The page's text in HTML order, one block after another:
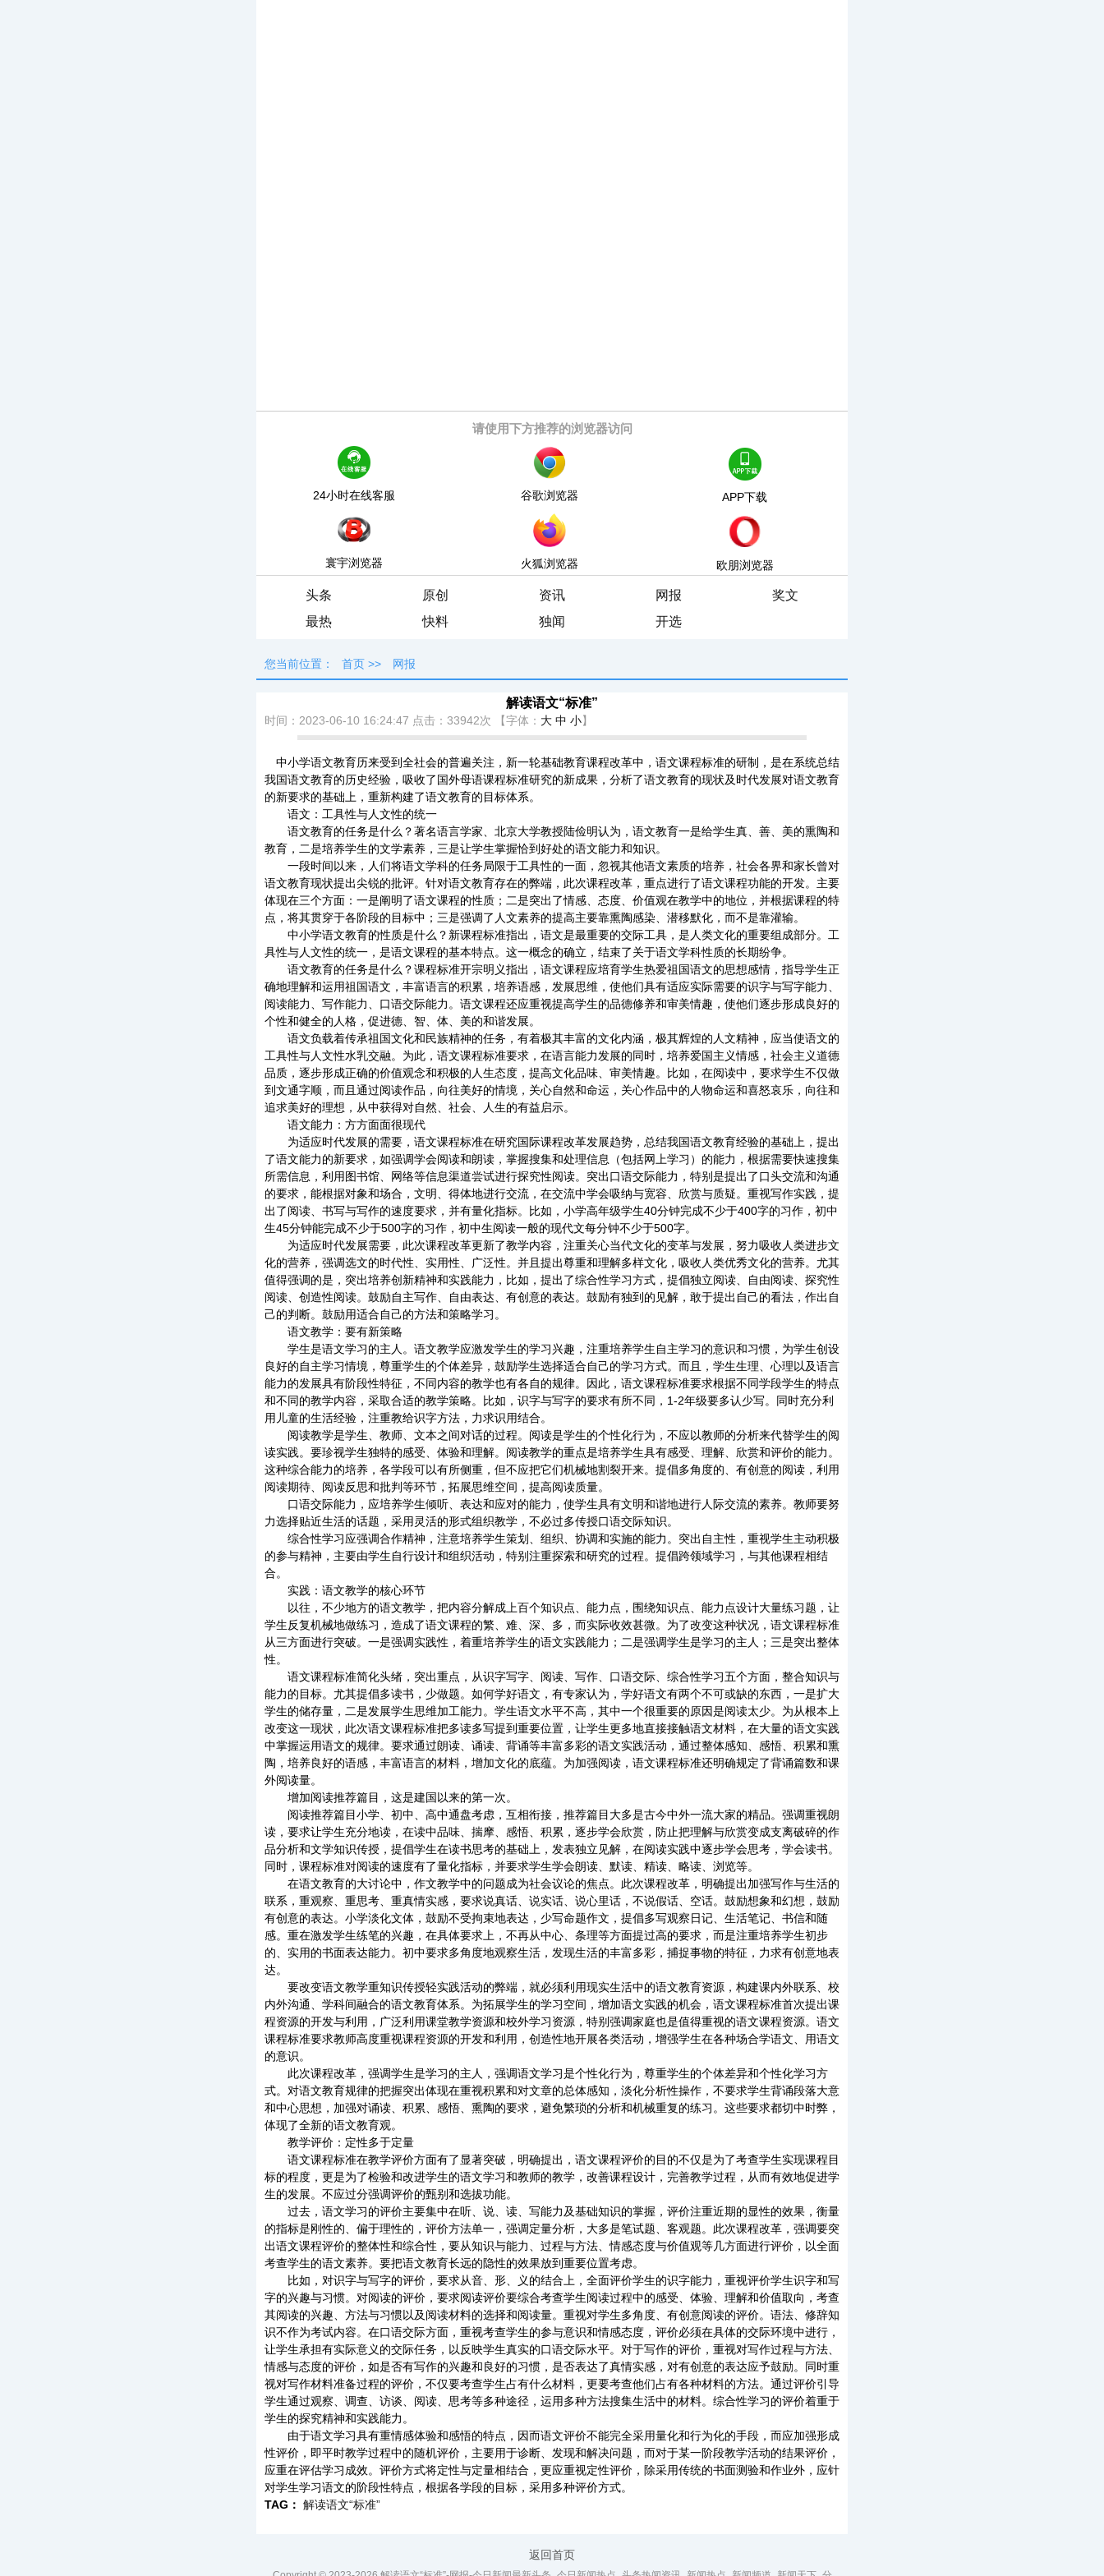
请使用下方推荐的浏览器访问
24小时在线客服 谷歌浏览器 APP下载
寰宇浏览器 火狐浏览器 欧朋浏览器
头条 原创 资讯 网报
奖文
最热
快料 独闻 开选
您当前位置： 首页 >> 网报
解读语文“标准”
时间：2023-06-10 16:24:47 点击： 33942次 【字体： 大 中 小】
中小学语文教育历来受到全社会的普遍关注，新一轮基础教育课程改革中，语文课程标准的研制，是在系统总结
我国语文教育的历史经验，吸收了国外母语课程标准研究的新成果，分析了语文教育的现状及时代发展对语文教育
的新要求的基础上，重新构建了语文教育的目标体系。
语文：工具性与人文性的统一
语文教育的任务是什么？著名语言学家、北京大学教授陆俭明认为，语文教育一是给学生真、善、美的熏陶和
教育，二是培养学生的文学素养，三是让学生掌握恰到好处的语文能力和知识。
一段时间以来，人们将语文学科的任务局限于工具性的一面，忽视其他语文素质的培养，社会各界和家长曾对
语文教育现状提出尖锐的批评。针对语文教育存在的弊端，此次课程改革，重点进行了语文课程功能的开发。主要
体现在三个方面：一是阐明了语文课程的性质；二是突出了情感、态度、价值观在教学中的地位，并根据课程的特
点，将其贯穿于各阶段的目标中；三是强调了人文素养的提高主要靠熏陶感染、潜移默化，而不是靠灌输。
中小学语文教育的性质是什么？新课程标准指出，语文是最重要的交际工具，是人类文化的重要组成部分。工
具性与人文性的统一，是语文课程的基本特点。这一概念的确立，结束了关于语文学科性质的长期纷争。
语文教育的任务是什么？课程标准开宗明义指出，语文课程应培育学生热爱祖国语文的思想感情，指导学生正
确地理解和运用祖国语文，丰富语言的积累，培养语感，发展思维，使他们具有适应实际需要的识字与写字能力、
阅读能力、写作能力、口语交际能力。语文课程还应重视提高学生的品德修养和审美情趣，使他们逐步形成良好的
个性和健全的人格，促进德、智、体、美的和谐发展。
语文负载着传承祖国文化和民族精神的任务，有着极其丰富的文化内涵，极其辉煌的人文精神，应当使语文的
工具性与人文性水乳交融。为此，语文课程标准要求，在语言能力发展的同时，培养爱国主义情感，社会主义道德
品质，逐步形成正确的价值观念和积极的人生态度，提高文化品味、审美情趣。比如，在阅读中，要求学生不仅做
到文通字顺，而且通过阅读作品，向往美好的情境，关心自然和命运，关心作品中的人物命运和喜怒哀乐，向往和
追求美好的理想，从中获得对自然、社会、人生的有益启示。
语文能力：方方面面很现代
为适应时代发展的需要，语文课程标准在研究国际课程改革发展趋势，总结我国语文教育经验的基础上，提出
了语文能力的新要求，如强调学会阅读和朗读，掌握搜集和处理信息（包括网上学习）的能力，根据需要快速搜集
所需信息，利用图书馆、网络等信息渠道尝试进行探究性阅读。突出口语交际能力，特别是提出了口头交流和沟通
的要求，能根据对象和场合，文明、得体地进行交流，在交流中学会吸纳与宽容、欣赏与质疑。重视写作实践，提
出了阅读、书写与写作的速度要求，并有量化指标。比如，小学高年级学生40分钟完成不少于400字的习作，初中
生45分钟能完成不少于500字的习作，初中生阅读一般的现代文每分钟不少于500字。
为适应时代发展需要，此次课程改革更新了教学内容，注重关心当代文化的变革与发展，努力吸收人类进步文
化的营养，强调选文的时代性、实用性、广泛性。并且提出尊重和理解多样文化，吸收人类优秀文化的营养。尤其
值得强调的是，突出培养创新精神和实践能力，比如，提出了综合性学习方式，提倡独立阅读、自由阅读、探究性
阅读、创造性阅读。鼓励自主写作、自由表达、有创意的表达。鼓励有独到的见解，敢于提出自己的看法，作出自
己的判断。鼓励用适合自己的方法和策略学习。
语文教学：要有新策略
学生是语文学习的主人。语文教学应激发学生的学习兴趣，注重培养学生自主学习的意识和习惯，为学生创设
良好的自主学习情境，尊重学生的个体差异，鼓励学生选择适合自己的学习方式。而且，学生生理、心理以及语言
能力的发展具有阶段性特征，不同内容的教学也有各自的规律。因此，语文课程标准要求根据不同学段学生的特点
和不同的教学内容，采取合适的教学策略。比如，识字与写字的要求有所不同，1-2年级要多认少写。同时充分利
用儿童的生活经验，注重教给识字方法，力求识用结合。
阅读教学是学生、教师、文本之间对话的过程。阅读是学生的个性化行为，不应以教师的分析来代替学生的阅
读实践。要珍视学生独特的感受、体验和理解。阅读教学的重点是培养学生具有感受、理解、欣赏和评价的能力。
这种综合能力的培养，各学段可以有所侧重，但不应把它们机械地割裂开来。提倡多角度的、有创意的阅读，利用
阅读期待、阅读反思和批判等环节，拓展思维空间，提高阅读质量。
口语交际能力，应培养学生倾听、表达和应对的能力，使学生具有文明和谐地进行人际交流的素养。教师要努
力选择贴近生活的话题，采用灵活的形式组织教学，不必过多传授口语交际知识。
综合性学习应强调合作精神，注意培养学生策划、组织、协调和实施的能力。突出自主性，重视学生主动积极
的参与精神，主要由学生自行设计和组织活动，特别注重探索和研究的过程。提倡跨领域学习，与其他课程相结
合。
实践：语文教学的核心环节
以往，不少地方的语文教学，把内容分解成上百个知识点、能力点，围绕知识点、能力点设计大量练习题，让
学生反复机械地做练习，造成了语文课程的繁、难、深、多，而实际收效甚微。为了改变这种状况，语文课程标准
从三方面进行突破。一是强调实践性，着重培养学生的语文实践能力；二是强调学生是学习的主人；三是突出整体
性。
语文课程标准简化头绪，突出重点，从识字写字、阅读、写作、口语交际、综合性学习五个方面，整合知识与
能力的目标。尤其提倡多读书，少做题。如何学好语文，有专家认为，学好语文有两个不可或缺的东西，一是扩大
学生的储存量，二是发展学生思维加工能力。学生语文水平不高，其中一个很重要的原因是阅读太少。为从根本上
改变这一现状，此次语文课程标准把多读多写提到重要位置，让学生更多地直接接触语文材料，在大量的语文实践
中掌握运用语文的规律。要求通过朗读、诵读、背诵等丰富多彩的语文实践活动，通过整体感知、感悟、积累和熏
陶，培养良好的语感，丰富语言的材料，增加文化的底蕴。为加强阅读，语文课程标准还明确规定了背诵篇数和课
外阅读量。
增加阅读推荐篇目，这是建国以来的第一次。
阅读推荐篇目小学、初中、高中通盘考虑，互相衔接，推荐篇目大多是古今中外一流大家的精品。强调重视朗
读，要求让学生充分地读，在读中品味、揣摩、感悟、积累，逐步学会欣赏，防止把理解与欣赏变成支离破碎的作
品分析和文学知识传授，提倡学生在读书思考的基础上，发表独立见解，在阅读实践中逐步学会思考，学会读书。
同时，课程标准对阅读的速度有了量化指标，并要求学生学会朗读、默读、精读、略读、浏览等。
在语文教育的大讨论中，作文教学中的问题成为社会议论的焦点。此次课程改革，明确提出加强写作与生活的
联系，重观察、重思考、重真情实感，要求说真话、说实话、说心里话，不说假话、空话。鼓励想象和幻想，鼓励
有创意的表达。小学淡化文体，鼓励不受拘束地表达，少写命题作文，提倡多写观察日记、生活笔记、书信和随
感。重在激发学生练笔的兴趣，在具体要求上，不再从中心、条理等方面提过高的要求，而是注重培养学生初步
的、实用的书面表达能力。初中要求多角度地观察生活，发现生活的丰富多彩，捕捉事物的特征，力求有创意地表
达。
要改变语文教学重知识传授轻实践活动的弊端，就必须利用现实生活中的语文教育资源，构建课内外联系、校
内外沟通、学科间融合的语文教育体系。为拓展学生的学习空间，增加语文实践的机会，语文课程标准首次提出课
程资源的开发与利用，广泛利用课堂教学资源和校外学习资源，特别强调家庭也是值得重视的语文课程资源。语文
课程标准要求教师高度重视课程资源的开发和利用，创造性地开展各类活动，增强学生在各种场合学语文、用语文
的意识。
此次课程改革，强调学生是学习的主人，强调语文学习是个性化行为，尊重学生的个体差异和个性化学习方
式。对语文教育规律的把握突出体现在重视积累和对文章的总体感知，淡化分析性操作，不要求学生背诵段落大意
和中心思想，加强对诵读、积累、感悟、熏陶的要求，避免繁琐的分析和机械重复的练习。这些要求都切中时弊，
体现了全新的语文教育观。
教学评价：定性多于定量
语文课程标准在教学评价方面有了显著突破，明确提出，语文课程评价的目的不仅是为了考查学生实现课程目
标的程度，更是为了检验和改进学生的语文学习和教师的教学，改善课程设计，完善教学过程，从而有效地促进学
生的发展。不应过分强调评价的甄别和选拔功能。
过去，语文学习的评价主要集中在听、说、读、写能力及基础知识的掌握，评价注重近期的显性的效果，衡量
的指标是刚性的、偏于理性的，评价方法单一，强调定量分析，大多是笔试题、客观题。此次课程改革，强调要突
出语文课程评价的整体性和综合性，要从知识与能力、过程与方法、情感态度与价值观等几方面进行评价，以全面
考查学生的语文素养。要把语文教育长远的隐性的效果放到重要位置考虑。
比如，对识字与写字的评价，要求从音、形、义的结合上，全面评价学生的识字能力，重视评价学生识字和写
字的兴趣与习惯。对阅读的评价，要求阅读评价要综合考查学生阅读过程中的感受、体验、理解和价值取向，考查
其阅读的兴趣、方法与习惯以及阅读材料的选择和阅读量。重视对学生多角度、有创意阅读的评价。语法、修辞知
识不作为考试内容。在口语交际方面，重视考查学生的参与意识和情感态度，评价必须在具体的交际环境中进行，
让学生承担有实际意义的交际任务，以反映学生真实的口语交际水平。对于写作的评价，重视对写作过程与方法、
情感与态度的评价，如是否有写作的兴趣和良好的习惯，是否表达了真情实感，对有创意的表达应予鼓励。同时重
视对写作材料准备过程的评价，不仅要考查学生占有什么材料，更要考查他们占有各种材料的方法。通过评价引导
学生通过观察、调查、访谈、阅读、思考等多种途径，运用多种方法搜集生活中的材料。综合性学习的评价着重于
学生的探究精神和实践能力。
由于语文学习具有重情感体验和感悟的特点，因而语文评价不能完全采用量化和行为化的手段，而应加强形成
性评价，即平时教学过程中的随机评价，主要用于诊断、发现和解决问题，而对于某一阶段教学活动的结果评价，
应重在评估学习成效。评价方式将定性与定量相结合，更应重视定性评价，除采用传统的书面测验和作业外，应针
对学生学习语文的阶段性特点，根据各学段的目标，采用多种评价方式。
TAG： 解读语文“标准”
返回首页